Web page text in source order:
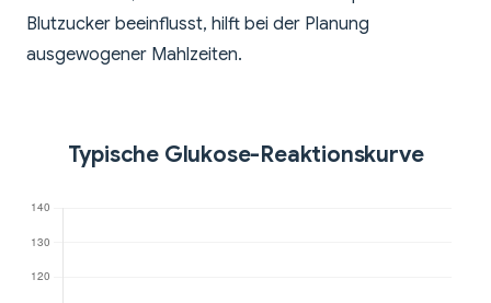
Blutzucker beeinflusst, hilft bei der Planung
ausgewogener Mahlzeiten.
Typische Glukose-Reaktionskurve